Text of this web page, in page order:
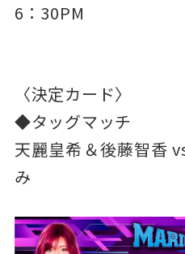
6：30PM
〈決定カード〉
◆タッグマッチ
天麗皇希＆後藤智香
み